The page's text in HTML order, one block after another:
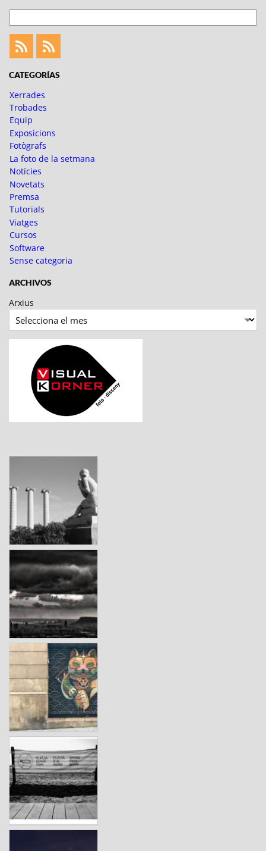
Feed
Feed
CATEGORÍAS
Xerrades
Trobades
Equip
Exposicions
Fotògrafs
La foto de la setmana
Notícies
Novetats
Premsa
Tutorials
Viatges
Cursos
Software
Sense categoria
ARCHIVOS
Arxius